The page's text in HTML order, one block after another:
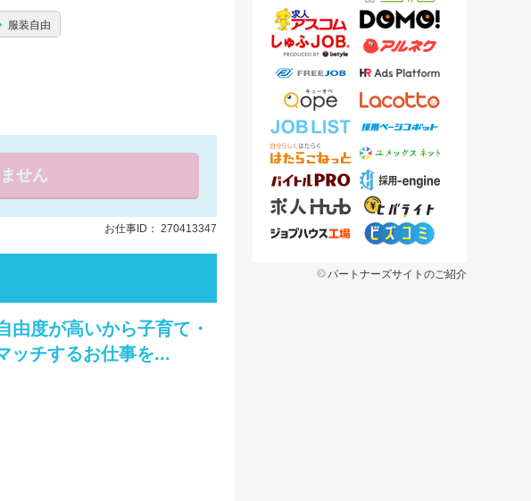
服装自由
せん
お仕事ID： 270413347
度が高いから子育て・
ッチするお仕事を...
パートナーズサイトのご紹介